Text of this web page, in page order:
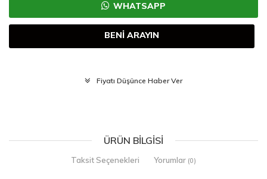
WHATSAPP
BENİ ARAYIN
Fiyatı Düşünce Haber Ver
ÜRÜN BILGISI
Taksit Seçenekleri Yorumlar (0)